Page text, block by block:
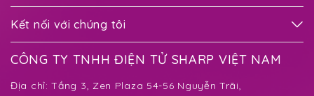
Kết nối với chúng tôi
CÔNG TY TNHH ĐIỆN TỬ SHARP VIỆT NAM
Địa chỉ:Tầng 3, Zen Plaza 54-56 Nguyễn Trãi,